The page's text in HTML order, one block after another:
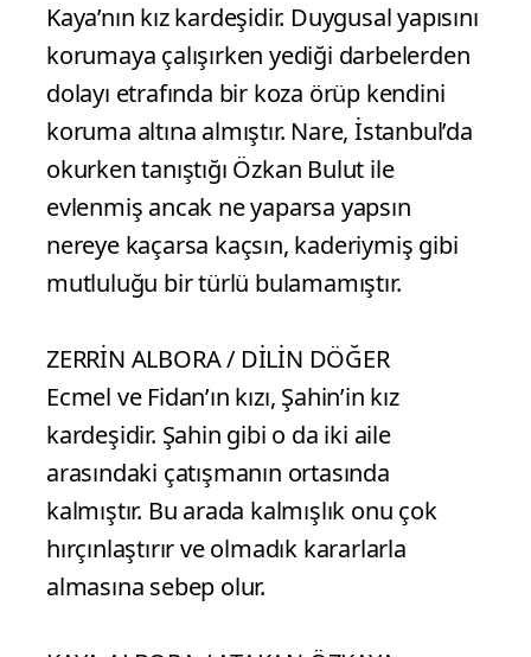
Kaya’nın kız kardeşidir. Duygusal yapısını
korumaya çalışırken yediği darbelerden
dolayı etrafında bir koza örüp kendini
koruma altına almıştır. Nare, İstanbul’da
okurken tanıştığı Özkan Bulut ile
evlenmiş ancak ne yaparsa yapsın
nereye kaçarsa kaçsın, kaderiymiş gibi
mutluluğu bir türlü bulamamıştır.
ZERRİN ALBORA / DİLİN DÖĞER
Ecmel ve Fidan’ın kızı, Şahin’in kız
kardeşidir. Şahin gibi o da iki aile
arasındaki çatışmanın ortasında
kalmıştır. Bu arada kalmışlık onu çok
hırçınlaştırır ve olmadık kararlarla
almasına sebep olur.